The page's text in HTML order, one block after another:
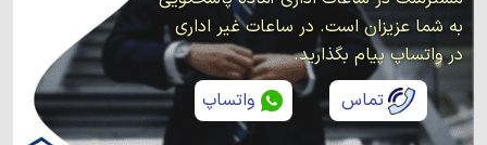
به شما عزیزان است. در ساعات غیر اداری
در واتساپ پیام بگذارید.
تماس
واتساپ